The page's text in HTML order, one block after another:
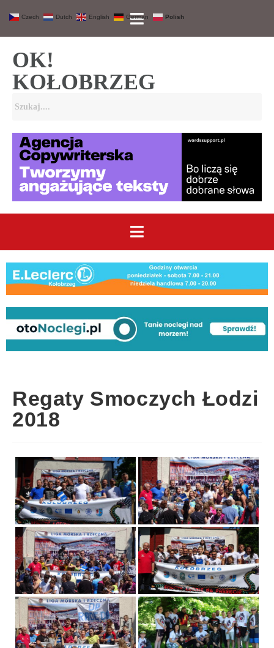
OK!
KOŁOBRZEG
Regaty Smoczych Łodzi
2018
Czech Dutch English German Polish